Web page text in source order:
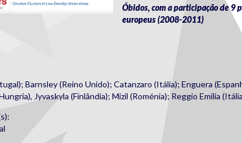
Óbidos, com a participação de 9
europeus (2008-2011)
Barnsley (Reino Unido); Catanzaro (Itália); Enguera
Jyvaskyla (Finlândia); Mizil (Roménia); Reggio Emilia